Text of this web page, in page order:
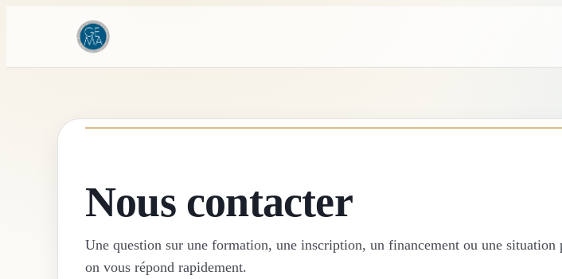
Nous contacter
Une question sur une formation, une inscription, un financement ou une
on vous répond rapidement.